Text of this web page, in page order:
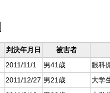
判決年月日
被害者
2011/11/1 男41歳
眼科
2011/12/27 男21歳
大学